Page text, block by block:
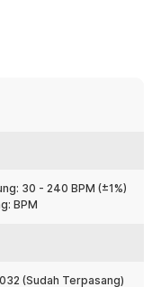
interferensi.
yang dijelaskan
yang lebih presisi
efektif.
Satu
Club, Polar Beat,
atau
adalah tidak tahu
30 - 240 BPM (±1%)
BPM
(Sudah Terpasang)